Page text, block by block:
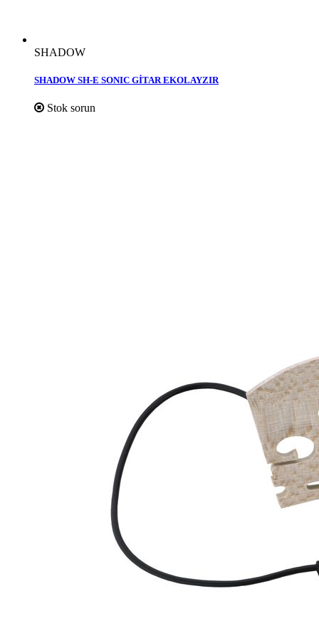
SHADOW
SHADOW SH-E SONIC GİTAR EKOLAYZIR
Stok sorun